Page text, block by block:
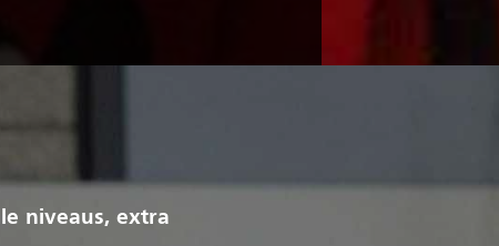
niveaus, extra